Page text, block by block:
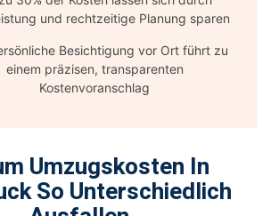
und rechtzeitige Planung sparen
Besichtigung vor Ort führt zu
einem präzisen, transparenten
Kostenvoranschlag
Umzugskosten In
So Unterschiedlich